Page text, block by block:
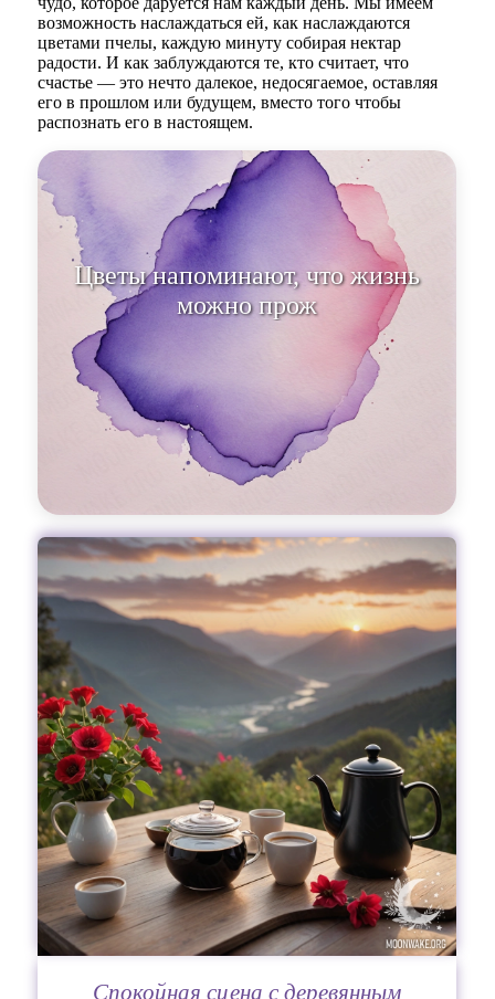
возможность наслаждаться ей, как наслаждаются
цветами пчелы, каждую минуту собирая нектар
радости. И как заблуждаются те, кто считает, что
счастье — это нечто далекое, недосягаемое, оставляя
его в прошлом или будущем, вместо того чтобы
распознать его в настоящем.
Цветы напоминают, что жизнь
можно прожить не только в
Спокойная сцена с деревянным